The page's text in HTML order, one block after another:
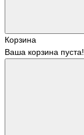
Корзина
Ваша корзина пуста!